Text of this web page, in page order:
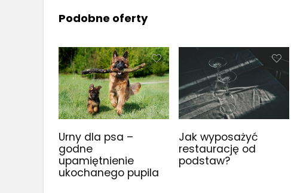
Podobne oferty
Urny dla psa –
godne
upamiętnienie
ukochanego pupila
Jak wyposażyć
restaurację od
podstaw?